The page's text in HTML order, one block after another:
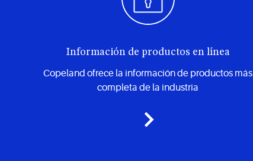
Información de productos en línea
Copeland ofrece la información de productos más
completa de la industria